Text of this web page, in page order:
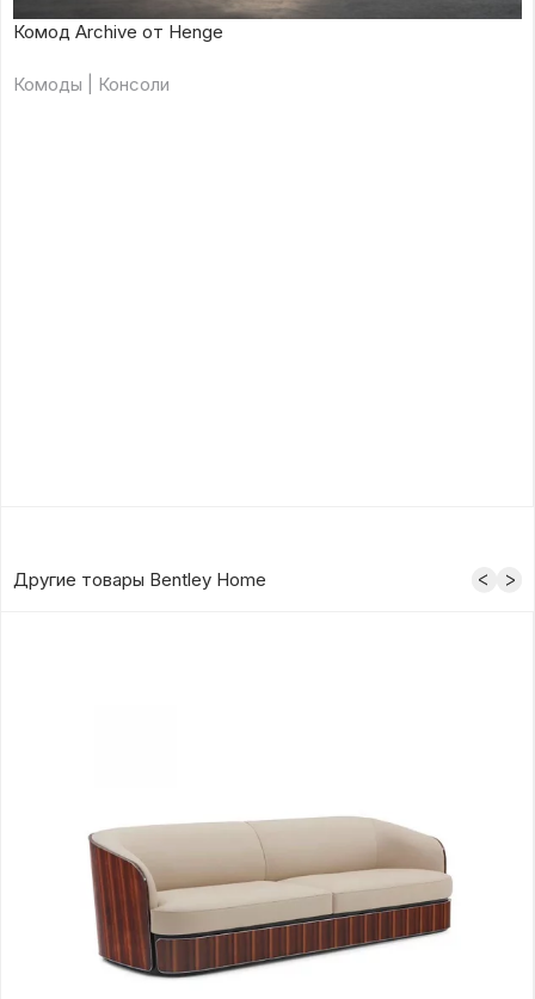
Комод Archive от Henge
Комоды | Консоли
Другие товары Bentley Home